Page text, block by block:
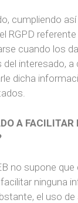
cumpliendo
RGPD
cuando los
del interesado, a
dicha
A FACILITAR
no supone que
ninguna
el uso de